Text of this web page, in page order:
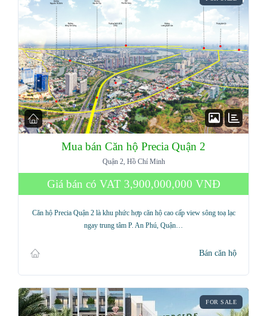
Mua bán Căn hộ Precia Quận 2
Quận 2, Hồ Chí Minh
Giá bán có VAT 3,900,000,000 VNĐ
Căn hộ Precia Quận 2 là khu phức hợp căn hộ cao cấp view sông toạ lạc
ngay trung tâm P. An Phú, Quận…
Bán căn hộ
FOR SALE